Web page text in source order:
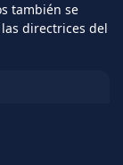
también se
directrices del